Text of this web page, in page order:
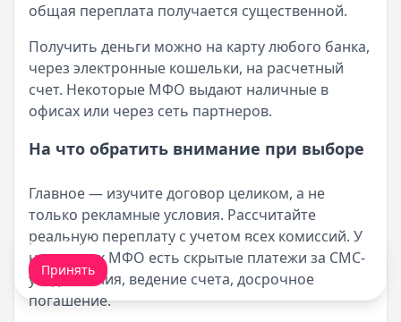
общая переплата получается существенной.
Получить деньги можно на карту любого банка,
через электронные кошельки, на расчетный
счет. Некоторые МФО выдают наличные в
офисах или через сеть партнеров.
На что обратить внимание при выборе
Главное — изучите договор целиком, а не
только рекламные условия. Рассчитайте
реальную переплату с учетом всех комиссий. У
некоторых МФО есть скрытые платежи за СМС-
уведомления, ведение счета, досрочное
погашение.
Мы обрабатываем ваши cookie-файлы.
Принять